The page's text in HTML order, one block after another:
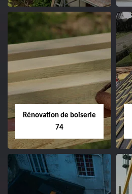
Rénovation de boiserie
74